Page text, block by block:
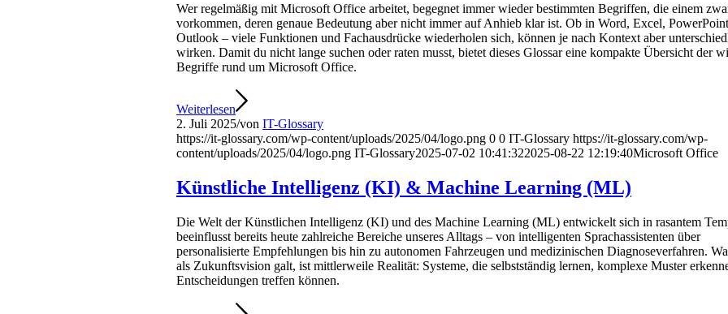
Wer regelmäßig mit Microsoft Office arbeitet, begegnet immer wieder bestimmten Begriffen, die einem
vorkommen, deren genaue Bedeutung aber nicht immer auf Anhieb klar ist. Ob in Word, Excel,
Outlook – viele Funktionen und Fachausdrücke wiederholen sich, können je nach Kontext aber
wirken. Damit du nicht lange suchen oder raten musst, bietet dieses Glossar eine kompakte Übersicht der
Begriffe rund um Microsoft Office.
Weiterlesen
2. Juli 2025/von IT-Glossary
https://it-glossary.com/wp-content/uploads/2025/04/logo.png 0 0 IT-Glossary https://it-glossary.com/wp-
content/uploads/2025/04/logo.png IT-Glossary2025-07-02 10:41:322025-08-22 12:19:40Microsoft Office
Künstliche Intelligenz (KI) & Machine Learning (ML)
Die Welt der Künstlichen Intelligenz (KI) und des Machine Learning (ML) entwickelt sich in rasantem
beeinflusst bereits heute zahlreiche Bereiche unseres Alltags – von intelligenten Sprachassistenten über
personalisierte Empfehlungen bis hin zu autonomen Fahrzeugen und medizinischen Diagnoseverfahren.
als Zukunftsvision galt, ist mittlerweile Realität: Systeme, die selbstständig lernen, komplexe Muster
Entscheidungen treffen können.